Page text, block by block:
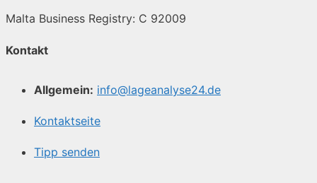
Malta Business Registry: C 92009
Kontakt
Allgemein: info@lageanalyse24.de
Kontaktseite
Tipp senden